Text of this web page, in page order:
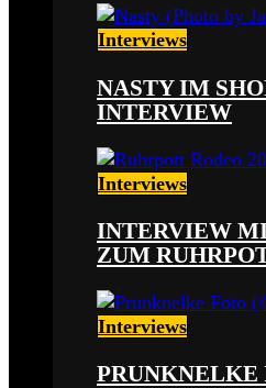
Interviews
NASTY IM
INTERVIEW
Interviews
INTERVIEW
ZUM
Interviews